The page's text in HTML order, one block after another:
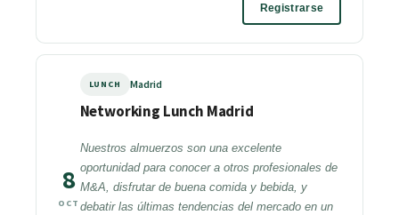
Registrarse
8
OCT
LUNCH Madrid
Networking Lunch Madrid
Nuestros almuerzos son una excelente
oportunidad para conocer a otros profesionales de
M&A, disfrutar de buena comida y bebida, y
debatir las últimas tendencias del mercado en un